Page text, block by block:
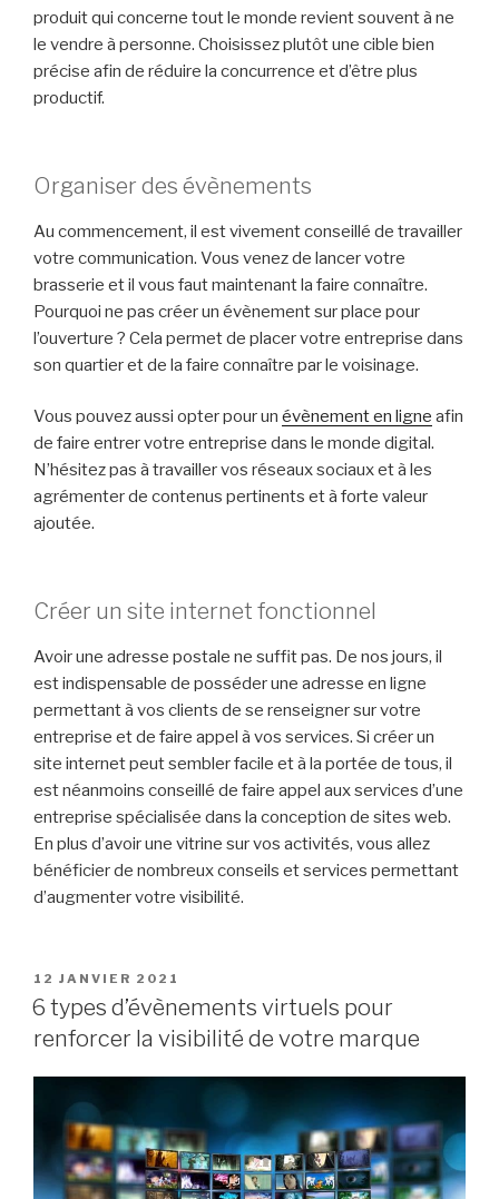
produit qui concerne tout le monde revient souvent à ne
le vendre à personne. Choisissez plutôt une cible bien
précise afin de réduire la concurrence et d’être plus
productif.
Organiser des évènements
Au commencement, il est vivement conseillé de travailler
votre communication. Vous venez de lancer votre
brasserie et il vous faut maintenant la faire connaître.
Pourquoi ne pas créer un évènement sur place pour
l’ouverture ? Cela permet de placer votre entreprise dans
son quartier et de la faire connaître par le voisinage.
Vous pouvez aussi opter pour un évènement en ligne afin
de faire entrer votre entreprise dans le monde digital.
N’hésitez pas à travailler vos réseaux sociaux et à les
agrémenter de contenus pertinents et à forte valeur
ajoutée.
Créer un site internet fonctionnel
Avoir une adresse postale ne suffit pas. De nos jours, il
est indispensable de posséder une adresse en ligne
permettant à vos clients de se renseigner sur votre
entreprise et de faire appel à vos services. Si créer un
site internet peut sembler facile et à la portée de tous, il
est néanmoins conseillé de faire appel aux services d’une
entreprise spécialisée dans la conception de sites web.
En plus d’avoir une vitrine sur vos activités, vous allez
bénéficier de nombreux conseils et services permettant
d’augmenter votre visibilité.
PUBLIÉ
LE
12 JANVIER 2021
6 types d’évènements virtuels pour
renforcer la visibilité de votre marque